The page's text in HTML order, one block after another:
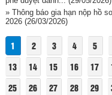
» Thông báo gia hạn nộp hồ
2026(26/03/2026)
1 2 3 4 5
13
14 15 16 17
25
26 27 28 29